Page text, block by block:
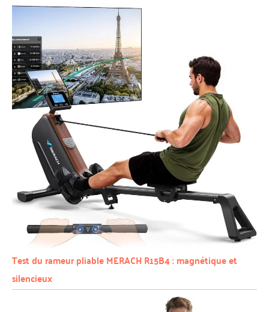
Test du rameur pliable MERACH R15B4 : magnétique et
silencieux